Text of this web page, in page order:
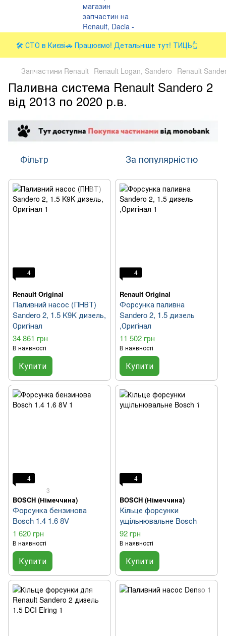
🛠️ СТО в Києві🚗 Працюємо! Детальніше тут! ТИЦЬ👆
Запчастини Renault Renault Logan, Sandero Renault
Паливна система Renault Sandero 2
від 2013 по 2020 р.в.
Фільтр За популярністю
4
Renault Original
Паливний насос (ПНВТ)
Sandero 2, 1.5 K9K дизель,
Оригінал
34 861 грн
В наявності
Купити
4
Renault Original
Форсунка паливна
Sandero 2, 1.5 дизель
,Оригінал
11 502 грн
В наявності
Купити
4
3
BOSCH (Німеччина)
Форсунка бензинова
Bosch 1.4 1.6 8V
1 620 грн
В наявності
Купити
4
BOSCH (Німеччина)
Кільце форсунки
ущільнювальне Bosch
92 грн
В наявності
Купити